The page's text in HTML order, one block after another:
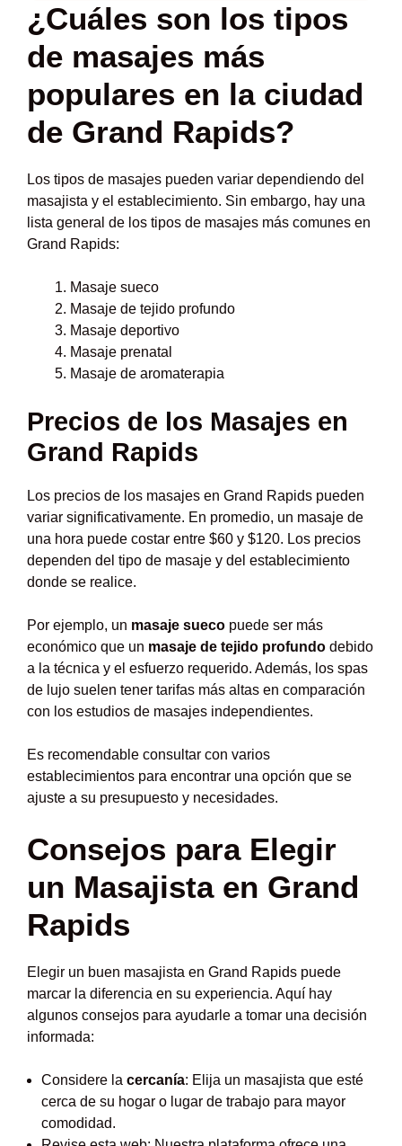
¿Cuáles son los tipos
de masajes más
populares en la ciudad
de Grand Rapids?
Los tipos de masajes pueden variar dependiendo del
masajista y el establecimiento. Sin embargo, hay una
lista general de los tipos de masajes más comunes en
Grand Rapids:
Masaje sueco
Masaje de tejido profundo
Masaje deportivo
Masaje prenatal
Masaje de aromaterapia
Precios de los Masajes en
Grand Rapids
Los precios de los masajes en Grand Rapids pueden
variar significativamente. En promedio, un masaje de
una hora puede costar entre $60 y $120. Los precios
dependen del tipo de masaje y del establecimiento
donde se realice.
Por ejemplo, un masaje sueco puede ser más
económico que un masaje de tejido profundo debido
a la técnica y el esfuerzo requerido. Además, los spas
de lujo suelen tener tarifas más altas en comparación
con los estudios de masajes independientes.
Es recomendable consultar con varios
establecimientos para encontrar una opción que se
ajuste a su presupuesto y necesidades.
Consejos para Elegir
un Masajista en Grand
Rapids
Elegir un buen masajista en Grand Rapids puede
marcar la diferencia en su experiencia. Aquí hay
algunos consejos para ayudarle a tomar una decisión
informada:
Considere la cercanía: Elija un masajista que esté
cerca de su hogar o lugar de trabajo para mayor
comodidad.